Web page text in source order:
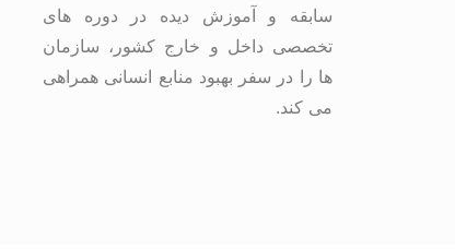
سابقه و آموزش دیده در دوره های
تخصصی داخل و خارج کشور، سازمان
ها را در سفر بهبود منابع انسانی همراهی
می کند.